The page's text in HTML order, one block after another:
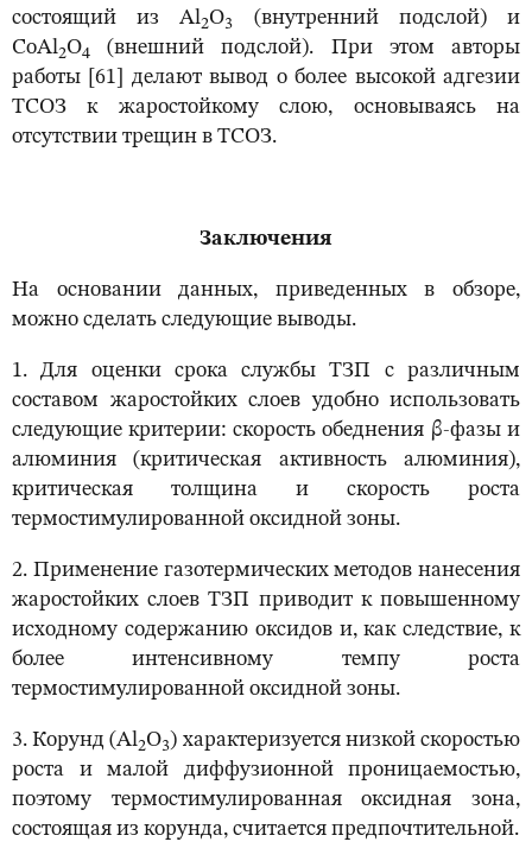
состоящий из Al2O3
(внутренний подслой) и
CoAl2O4
(внешний подслой). При этом авторы
работы [61] делают вывод о более высокой адгезии
ТСОЗ к жаростойкому слою, основываясь на
отсутствии трещин в ТСОЗ.
Заключения
На основании данных, приведенных в обзоре,
можно сделать следующие выводы.
1. Для оценки срока службы ТЗП с различным
составом жаростойких слоев удобно использовать
следующие критерии: скорость обеднения β-фазы и
алюминия (критическая активность алюминия),
критическая толщина и скорость роста
термостимулированной оксидной зоны.
2. Применение газотермических методов нанесения
жаростойких слоев ТЗП приводит к повышенному
исходному содержанию оксидов и, как следствие, к
более интенсивному темпу роста
термостимулированной оксидной зоны.
3. Корунд (Al2O3) характеризуется низкой скоростью
роста и малой диффузионной проницаемостью,
поэтому термостимулированная оксидная зона,
состоящая из корунда, считается предпочтительной.